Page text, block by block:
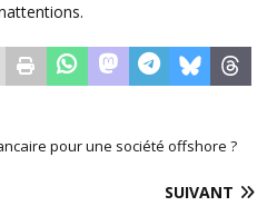
pour une société offshore ?
SUIVANT